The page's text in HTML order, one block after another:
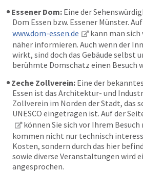
Essener Dom: Eine der
Dom Essen bzw. Essener Münster.
www.dom-essen.de
kann man sich
näher informieren. Auch wenn der
wirkt, sind doch das Gebäude selbst
berühmte Domschatz einen Besuch
Zeche Zollverein: Eine der
Essen ist das Architektur- und
Zollverein im Norden der Stadt, das
UNESCO eingetragen ist. Auf der
können Sie sich vor Ihrem
kommen nicht nur technisch
Kosten, sondern durch das hier
sowie diverse Veranstaltungen wird
angesprochen.